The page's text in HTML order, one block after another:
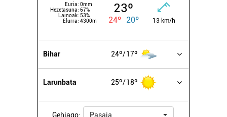
Euria: 0mm
Hezetasuna: 67%
Lainoak: 53%
Elurra: 4300m
23º
24º 20º 13 km/h
Bihar 24º 17º
Larunbata 25º 18º
Gehiago: Pasaia